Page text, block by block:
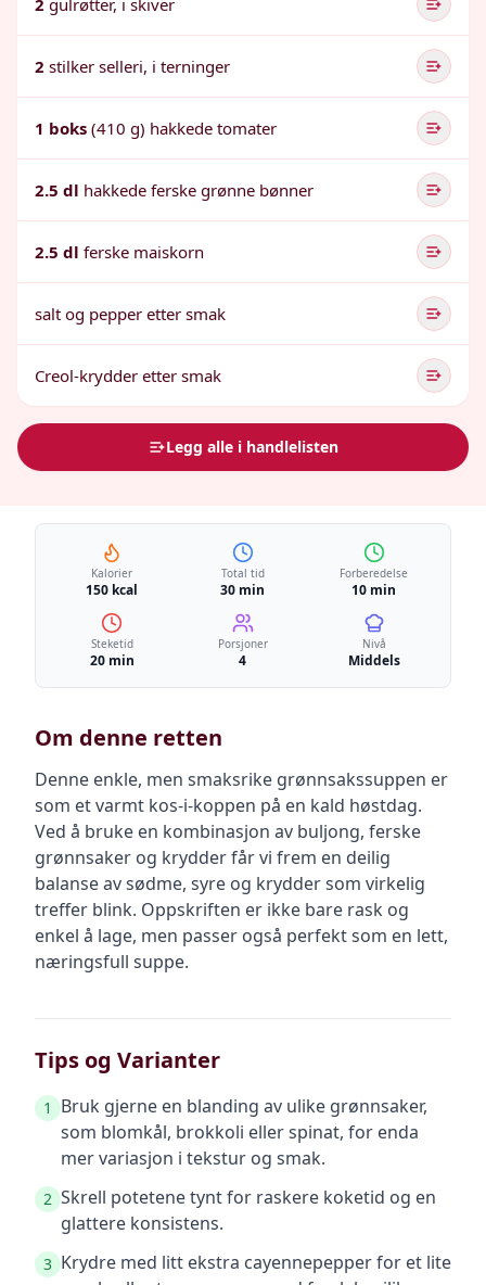
2 gulrøtter, i skiver
2 stilker selleri, i terninger
1 boks (410 g) hakkede tomater
2.5 dl hakkede ferske grønne bønner
2.5 dl ferske maiskorn
salt og pepper etter smak
Creol-krydder etter smak
Legg alle i handlelisten
Kalorier
150 kcal
Total tid
30 min
Forberedelse
10 min
Steketid
20 min
Porsjoner
4
Nivå
Middels
Om denne retten
Denne enkle, men smaksrike grønnsakssuppen er
som et varmt kos-i-koppen på en kald høstdag.
Ved å bruke en kombinasjon av buljong, ferske
grønnsaker og krydder får vi frem en deilig
balanse av sødme, syre og krydder som virkelig
treffer blink. Oppskriften er ikke bare rask og
enkel å lage, men passer også perfekt som en lett,
næringsfull suppe.
Tips og Varianter
1
Bruk gjerne en blanding av ulike grønnsaker,
som blomkål, brokkoli eller spinat, for enda
mer variasjon i tekstur og smak.
2 Skrell potetene tynt for raskere koketid og en
glattere konsistens.
3 Krydre med litt ekstra cayennepepper for et lite